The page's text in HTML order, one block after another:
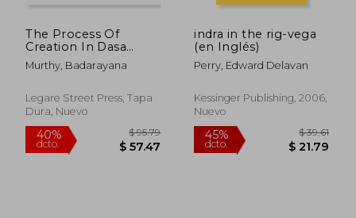
40%
dcto. $ 170.03
40%
dcto.
The Process Of
Creation In Dasa
Sahitya (en Inglés)
Murthy, Badarayana
Legare Street Press, Tapa
Dura, Nuevo
indra in the rig-vega
(en Inglés)
Perry, Edward Delavan
Kessinger Publishing, 2006,
Nuevo